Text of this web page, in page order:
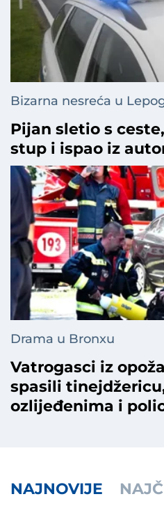
Bizarna nesreća u
Pijan sletio s
stup i ispao iz
Drama u Bronxu
Vatrogasci iz
spasili
ozlijeđenima i
NAJNOVIJE